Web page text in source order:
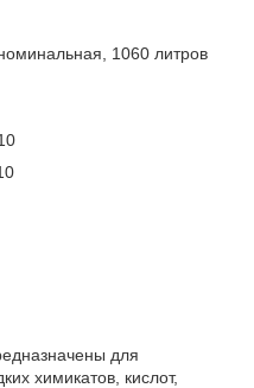
1060 литров
для
химикатов, кислот,